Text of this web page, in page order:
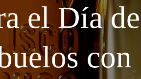
el Día de
con